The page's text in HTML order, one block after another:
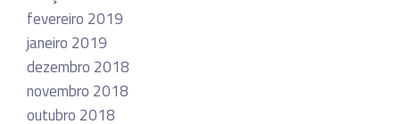
fevereiro 2019
janeiro 2019
dezembro 2018
novembro 2018
outubro 2018